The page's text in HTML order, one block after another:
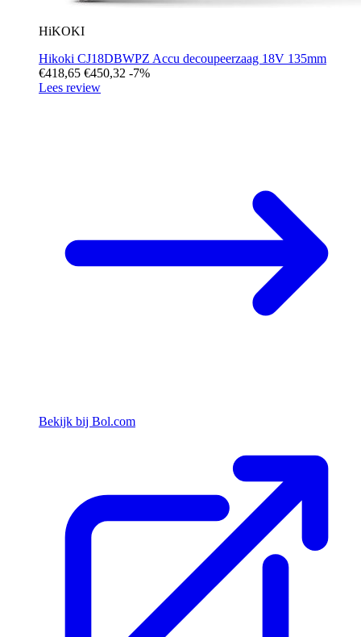
HiKOKI
Hikoki CJ18DBWPZ Accu decoupeerzaag 18V 135mm
€418,65 €450,32 -7%
Lees review
Bekijk bij Bol.com